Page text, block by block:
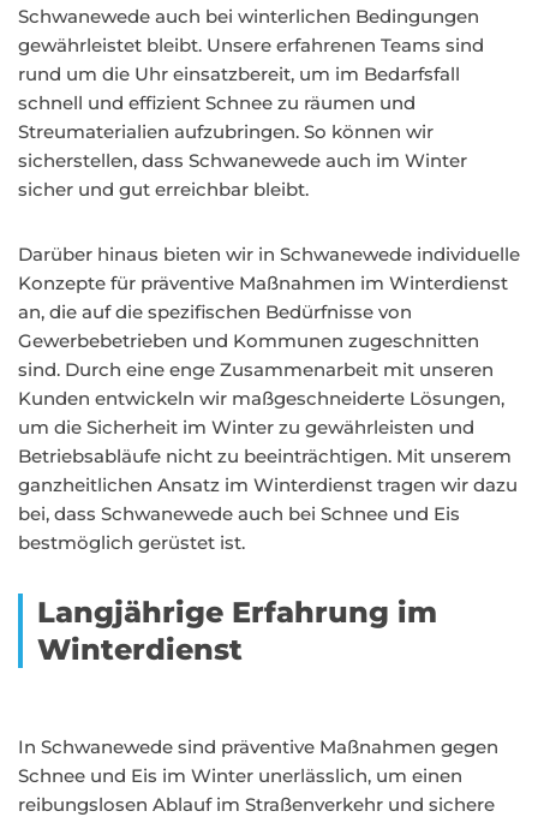
Schwanewede auch bei winterlichen Bedingungen
gewährleistet bleibt. Unsere erfahrenen Teams sind
rund um die Uhr einsatzbereit, um im Bedarfsfall
schnell und effizient Schnee zu räumen und
Streumaterialien aufzubringen. So können wir
sicherstellen, dass Schwanewede auch im Winter
sicher und gut erreichbar bleibt.
Darüber hinaus bieten wir in Schwanewede individuelle
Konzepte für präventive Maßnahmen im Winterdienst
an, die auf die spezifischen Bedürfnisse von
Gewerbebetrieben und Kommunen zugeschnitten
sind. Durch eine enge Zusammenarbeit mit unseren
Kunden entwickeln wir maßgeschneiderte Lösungen,
um die Sicherheit im Winter zu gewährleisten und
Betriebsabläufe nicht zu beeinträchtigen. Mit unserem
ganzheitlichen Ansatz im Winterdienst tragen wir dazu
bei, dass Schwanewede auch bei Schnee und Eis
bestmöglich gerüstet ist.
Langjährige Erfahrung im
Winterdienst
In Schwanewede sind präventive Maßnahmen gegen
Schnee und Eis im Winter unerlässlich, um einen
reibungslosen Ablauf im Straßenverkehr und sichere